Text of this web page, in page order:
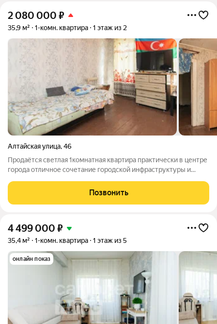
2 080 000 ₽
35,9 м² 1-комн. квартира 1 этаж из 2
Алтайская улица,46
Продаётся светлая 1комнатная квартира практически в центре
города отличное сочетание городской инфраструктуры и
водоснабжение и канализация, заменены радиаторы и трубы,
центральное отопление. У
Позвонить
4 499 000 ₽
35,4 м² 1-комн. квартира 1 этаж из 5
онлайн показ